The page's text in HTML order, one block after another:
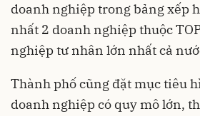
doanh nghiệp trong bảng xếp
nhất 2 doanh nghiệp thuộc
nghiệp tư nhân lớn nhất cả
Thành phố cũng đặt mục tiêu
doanh nghiệp có quy mô lớn,